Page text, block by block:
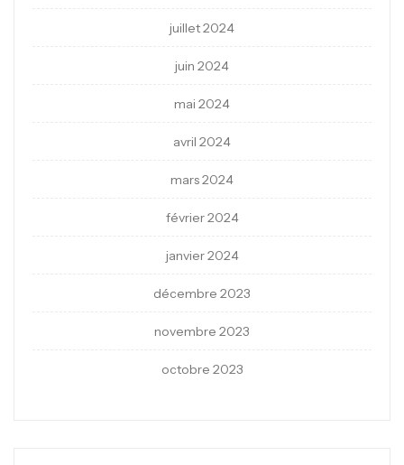
juillet 2024
juin 2024
mai 2024
avril 2024
mars 2024
février 2024
janvier 2024
décembre 2023
novembre 2023
octobre 2023